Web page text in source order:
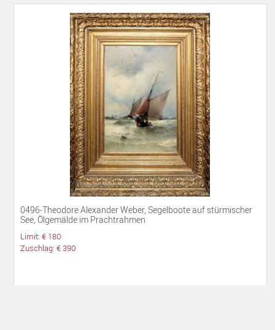
0496-Theodore Alexander Weber, Segelboote auf stürmischer
See, Ölgemälde im Prachtrahmen
Limit: € 180
Zuschlag: € 390